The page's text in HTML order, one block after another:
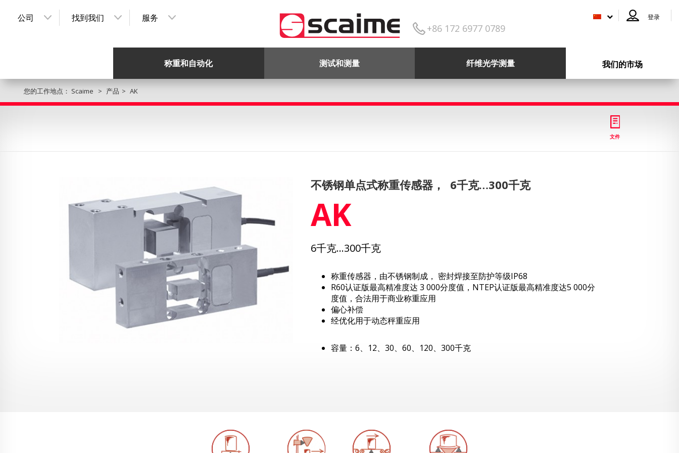
公司 找到我们 服务
+86 172 6977 0789
登录
称重和自动化 测试和测量 纤维光学测量 我们的市场
您的工作地点： Scaime 产品 AK
文件
不锈钢单点式称重传感器， 6千克…300千克
AK
6千克…300千克
称重传感器，由不锈钢制成， 密封焊接至防护等级IP68
R60认证版最高精准度达 3 000分度值，NTEP认证版最高精准度达5 000分
度值，合法用于商业称重应用
偏心补偿
经优化用于动态秤重应用
容量：6、12、30、60、120、300千克